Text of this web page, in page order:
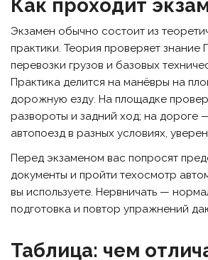
Как проходит
Экзамен обычно состоит из
практики. Теория проверяет знание
перевозки грузов и базовых
Практика делится на манёвры на
дорожную езду. На площадке
развороты и задний ход; на дороге
автопоезд в разных условиях,
Перед экзаменом вас попросят
документы и пройти техосмотр
вы используете. Нервничать —
подготовка и повтор упражнений
Таблица: чем